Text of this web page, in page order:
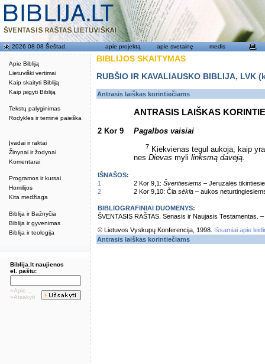
Apie Bibliją
Lietuviški vertimai
Kaip skaityti Bibliją
Kaip įsigyti Bibliją
Tekstų palyginimas
Rodyklės ir teminė paieška
Įvadai ir raktai
Žinynai ir žodynai
Komentarai
Programos ir kursai
Homilijos
Kita medžiaga
Biblija ir Bažnyčia
Biblija ir gyvenimas
Biblija ir teologija
2026 08 08 Šeštad. apie projektą apie svetainę medis
Biblija.lt naujienos
el. paštu:
»Apie...
»Atsakyti
BIBLIJOS SKAITYMAS
RUBŠIO IR KAVALIAUSKO BIBLIJA,
Antrasis laiškas korintiečiams
ANTRASIS LAIŠKAS
2 Kor 9 Pagalbos vaisiai
7 Kiekvienas tegul aukoja, kaip
nes Dievas myli linksmą davėją.
IŠNAŠOS:
1
2 Kor 9,1: Šventiesiems – Jeruzalės
2
2 Kor 9,10: Čia sėkla – aukos
BIBLIOGRAFINIAI DUOMENYS:
ŠVENTASIS RAŠTAS. Senasis ir Naujasis Testamentas.
© Lietuvos Vyskupų Konferencija, 1998.
Išsamiai apie
Antrasis laiškas korintiečiams